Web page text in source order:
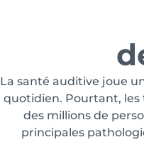
La santé auditive joue
quotidien. Pourtant, les
des millions de
principales